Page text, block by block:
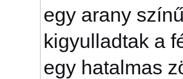
egy arany
kigyulladtak a
egy hatalmas